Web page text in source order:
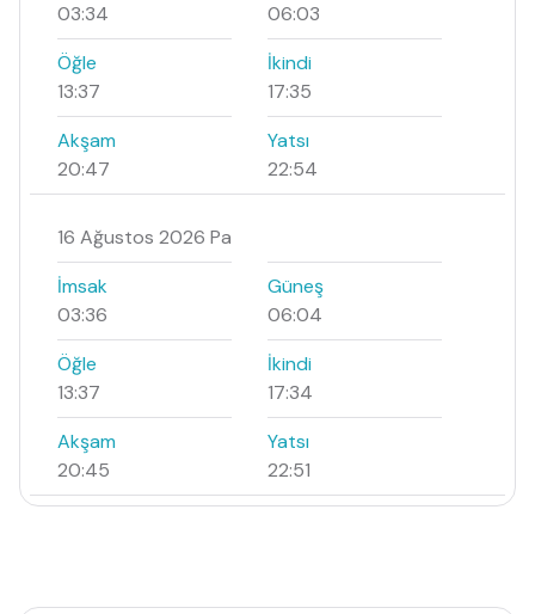
03:34
06:03
Öğle
13:37
İkindi
17:35
Akşam
20:47
Yatsı
22:54
16 Ağustos 2026 Pa
İmsak
03:36
Güneş
06:04
Öğle
13:37
İkindi
17:34
Akşam
20:45
Yatsı
22:51